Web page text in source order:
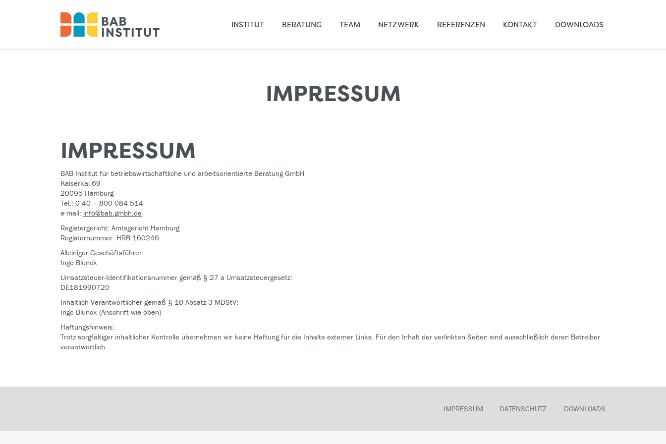
INSTITUT BERATUNG TEAM NETZWERK REFERENZEN KONTAKT DOWNLOADS
IMPRESSUM
IMPRESSUM
BAB Institut für betriebswirtschaftliche und arbeitsorientierte Beratung GmbH
Kaiserkai 69
20095 Hamburg
Tel.: 0 40 – 800 084 514
e-mail: info@bab.gmbh.de
Registergericht: Amtsgericht Hamburg
Registernummer: HRB 160246
Alleiniger Geschäftsführer:
Ingo Blunck
Umsatzsteuer-Identifikationsnummer gemäß § 27 a Umsatzsteuergesetz:
DE181990720
Inhaltlich Verantwortlicher gemäß § 10 Absatz 3 MDStV:
Ingo Blunck (Anschrift wie oben)
Haftungshinweis:
Trotz sorgfältiger inhaltlicher Kontrolle übernehmen wir keine Haftung für die Inhalte externer Links. Für den Inhalt der verlinkten Seiten sind ausschließlich deren Betreiber
verantwortlich.
IMPRESSUM DATENSCHUTZ DOWNLOADS